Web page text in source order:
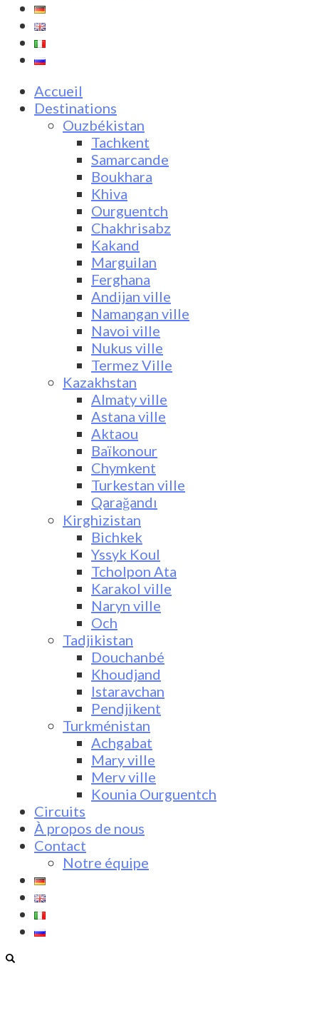
Accueil
Destinations
Ouzbékistan
Tachkent
Samarcande
Boukhara
Khiva
Ourguentch
Chakhrisabz
Kakand
Marguilan
Ferghana
Andijan ville
Namangan ville
Navoi ville
Nukus ville
Termez Ville
Kazakhstan
Almaty ville
Astana ville
Aktaou
Baïkonour
Chymkent
Turkestan ville
Qarağandı
Kirghizistan
Bichkek
Yssyk Koul
Tcholpon Ata
Karakol ville
Naryn ville
Och
Tadjikistan
Douchanbé
Khoudjand
Istaravchan
Pendjikent
Turkménistan
Achgabat
Mary ville
Merv ville
Kounia Ourguentch
Circuits
À propos de nous
Contact
Notre équipe